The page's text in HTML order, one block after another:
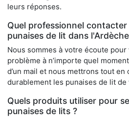
leurs réponses.
Quel professionnel
punaises de lit dans
Nous sommes à votre écoute
problème à n’importe quel
d’un mail et nous mettrons tout
durablement les punaises de lit
Quels produits utiliser pour
punaises de lits ?